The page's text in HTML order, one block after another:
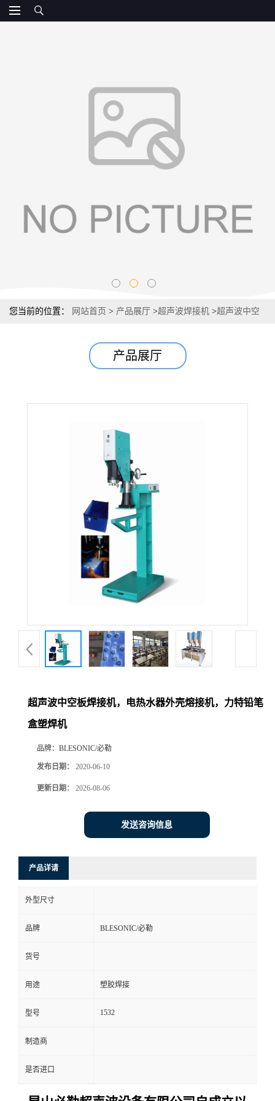
您当前的位置： 网站首页 > 产品展厅 >超声波焊接机 >超声波中空
产品展厅
超声波中空板焊接机，电热水器外壳熔接机，力特铅笔
盒塑焊机
品牌： BLESONIC/必勒
发布日期： 2020-06-10
更新日期： 2026-08-06
发送咨询信息
产品详请
外型尺寸
品牌 BLESONIC/必勒
货号
用途 塑胶焊接
型号 1532
制造商
是否进口